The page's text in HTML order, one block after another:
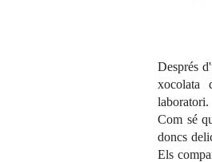
Després
xocolata
laboratori.
Com sé
doncs
Els